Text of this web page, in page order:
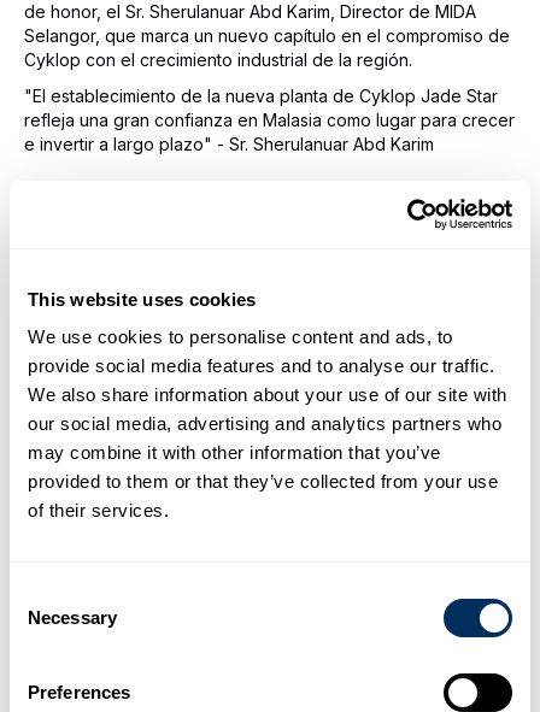
This website uses cookies
We use cookies to personalise content and ads, to
provide social media features and to analyse our traffic.
We also share information about your use of our site with
our social media, advertising and analytics partners who
may combine it with other information that you’ve
provided to them or that they’ve collected from your use
of their services.
Selection
Necessary
Preferences
de honor, el Sr. Sherulanuar Abd Karim, Director de MIDA
Selangor, que marca un nuevo capítulo en el compromiso de
Cyklop con el crecimiento industrial de la región.
"El establecimiento de la nueva planta de Cyklop Jade Star
refleja una gran confianza en Malasia como lugar para crecer
e invertir a largo plazo" - Sr. Sherulanuar Abd Karim
Impulso a la capacidad y la innovación
Esta nueva planta es más que una simple expansión; es un
gran paso adelante en tecnología de producción.
Impacto:
Una vez que esté en funcionamiento, esta
Calidad:
Equipado con los últimos avances en el